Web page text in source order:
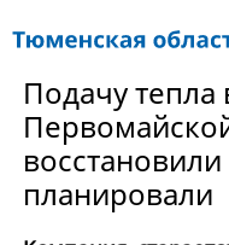
Подачу тепла
планировали